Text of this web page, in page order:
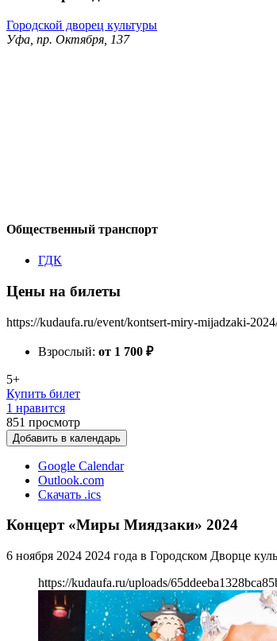
Городской дворец культуры
Уфа, пр. Октября, 137
Общественный транспорт
ГДК
Цены на билеты
https://kudaufa.ru/event/kontsert-miry-mijadzaki-
Взрослый: от 1 700 ₽
5+
Купить билет
1 нравится
851 просмотр
Добавить в календарь
Google Calendar
Outlook.com
Скачать .ics
Концерт «Миры Миядзаки» 2024
6 ноября 2024 2024 года в Городском Дворце
https://kudaufa.ru/uploads/